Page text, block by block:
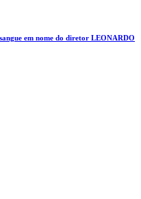
em nome do diretor LEONARDO